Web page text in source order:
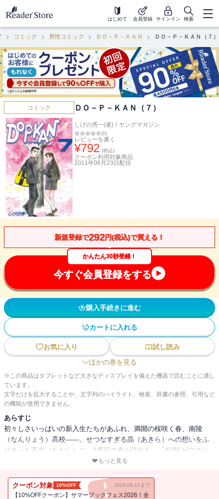
はじめて 会員登録 サインイン 検索
コミック 男性コミック ＤＯ－Ｐ－ＫＡＮ ＤＯ－Ｐ－ＫＡＮ（７）
コミック ＤＯ－Ｐ－ＫＡＮ（７）
しげの秀一(著) / ヤングマガジン
(0)
レビューを書く
¥792 (税込)
クーポン利用対象商品
2011年06月23日 配信
新規登録で292円(税込)で買える！
かんたん30秒登録！
今すぐ会員登録をする
購入手続きに進む
カートに入れる
お気に入り
試し読み
ほかの巻を見る
※この商品はタブレットなど大きなディスプレイを備えた機器で読むことに適し
ています。
文字だけを拡大することや、文字列のハイライト、検索、辞書の参照、引用など
の機能が使用できません。
あらすじ
初々しさいっぱいの新入生たちがあふれ、満開の桜咲く春、南陵
（なんりょう）高校――。せつなすぎる晶（あきら）への想いをふ
りきった高志（たかし）に、3度目の春が訪れた。「打倒“ゼロのハ
ードラー”山崎」を誓い、真夏の祝祭……インターハイ出場に懸ける
れて……!? 『頭文字D』のしげの秀一が描く、陸上“P-KAN”グラフ
ィティ――第2部始動!!
もっと見る
クーポン対象 10%OFF 2026.08.11まで
【10%OFFクーポン】サマーブックフェス2026！全